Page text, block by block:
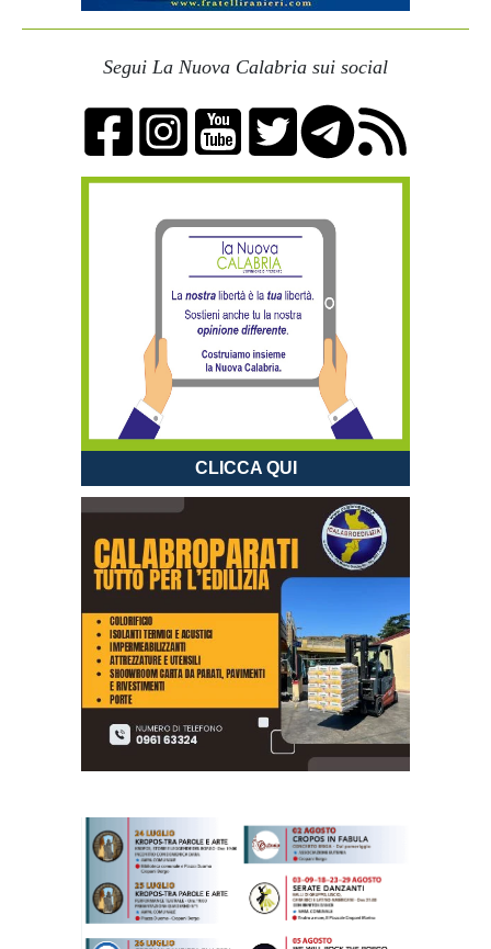
Segui La Nuova Calabria sui social
CLICCA QUI